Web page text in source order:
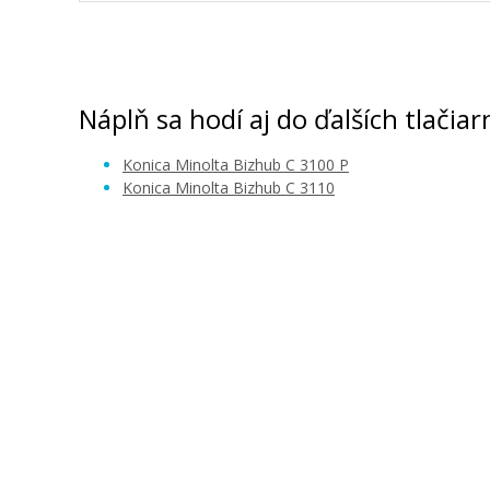
Originální fotoválec
Náplň sa hodí aj do ďalších
Konica Minolta Bizhub C 3100 P
Konica Minolta Bizhub C 3110